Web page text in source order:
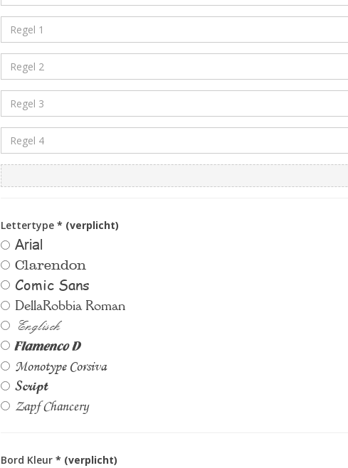
Lettertype * (verplicht)
Arial
Clarendon
Comic Sans
DellaRobbia Roman
Englisch
Flamenco D
Monotype Corsiva
Script
Zapf Chancery
Bord Kleur * (verplicht)